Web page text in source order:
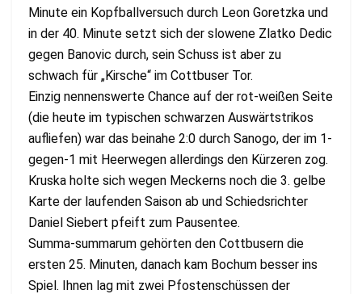
Minute ein Kopfballversuch durch Leon Goretzka und
in der 40. Minute setzt sich der slowene Zlatko Dedic
gegen Banovic durch, sein Schuss ist aber zu
schwach für „Kirsche“ im Cottbuser Tor.
Einzig nennenswerte Chance auf der rot-weißen Seite
(die heute im typischen schwarzen Auswärtstrikos
aufliefen) war das beinahe 2:0 durch Sanogo, der im 1-
gegen-1 mit Heerwegen allerdings den Kürzeren zog.
Kruska holte sich wegen Meckerns noch die 3. gelbe
Karte der laufenden Saison ab und Schiedsrichter
Daniel Siebert pfeift zum Pausentee.
Summa-summarum gehörten den Cottbusern die
ersten 25. Minuten, danach kam Bochum besser ins
Spiel. Ihnen lag mit zwei Pfostenschüssen der